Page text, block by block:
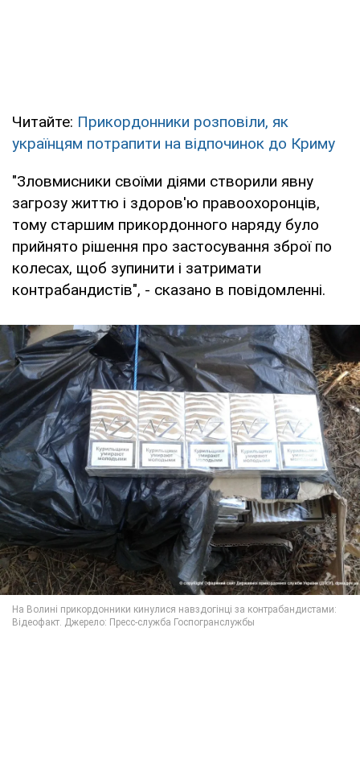
Читайте: Прикордонники розповіли, як
українцям потрапити на відпочинок до Криму
"Зловмисники своїми діями створили явну
загрозу життю і здоров'ю правоохоронців,
тому старшим прикордонного наряду було
прийнято рішення про застосування зброї по
колесах, щоб зупинити і затримати
контрабандистів", - сказано в повідомленні.